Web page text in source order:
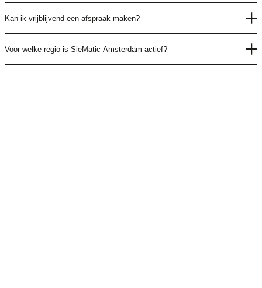
Kan ik vrijblijvend een afspraak maken?
Voor welke regio is SieMatic Amsterdam actief?